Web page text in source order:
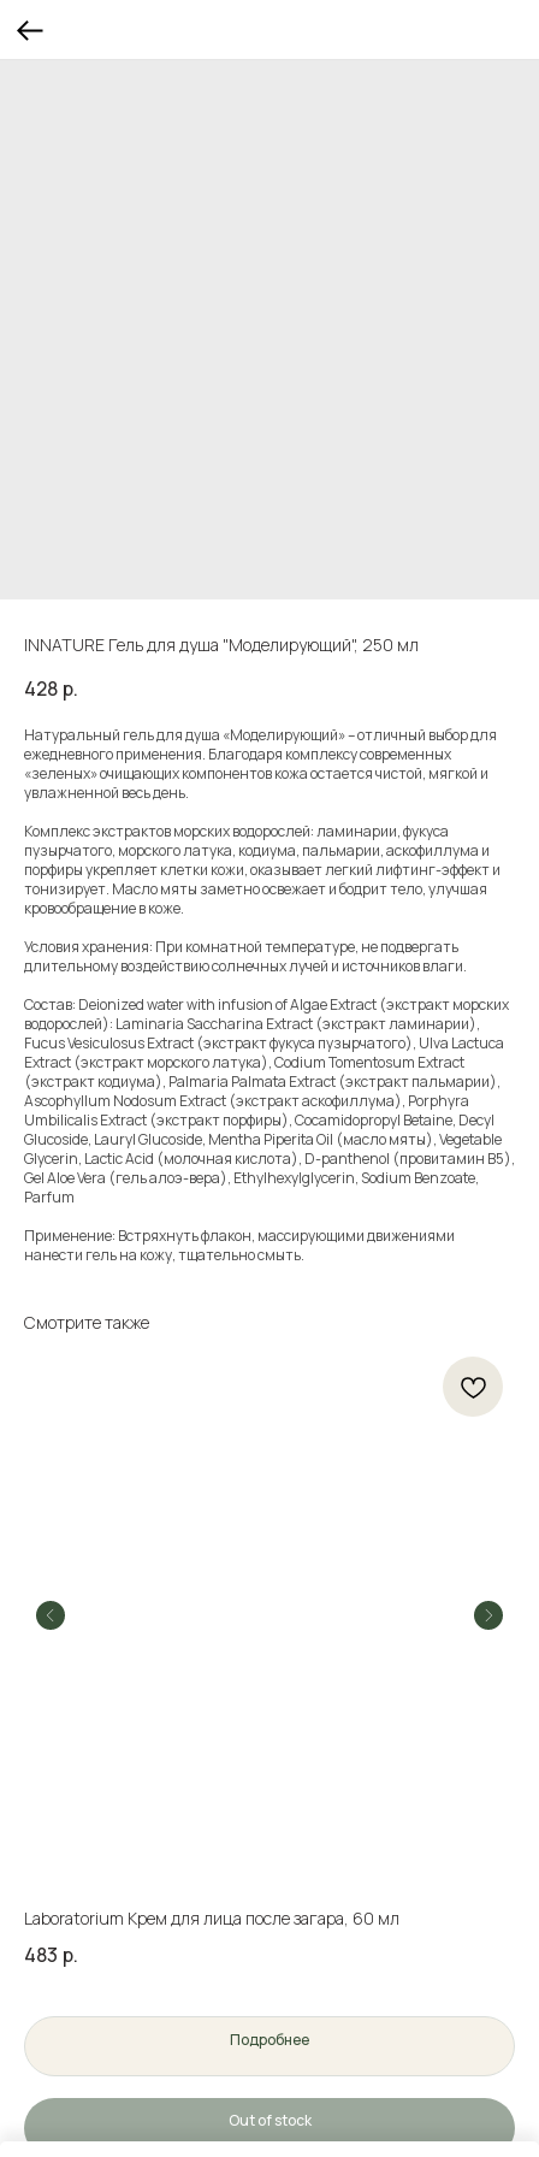
INNATURE Гель для душа "Моделирующий", 250 мл
428 р.
Натуральный гель для душа «Моделирующий» – отличный выбор для
ежедневного применения. Благодаря комплексу современных
«зеленых» очищающих компонентов кожа остается чистой, мягкой и
увлажненной весь день.
Комплекс экстрактов морских водорослей: ламинарии, фукуса
пузырчатого, морского латука, кодиума, пальмарии, аскофиллума и
порфиры укрепляет клетки кожи, оказывает легкий лифтинг-эффект и
тонизирует. Масло мяты заметно освежает и бодрит тело, улучшая
кровообращение в коже.
Условия хранения: При комнатной температуре, не подвергать
длительному воздействию солнечных лучей и источников влаги.
Состав: Deionized water with infusion of Algae Extract (экстракт морских
водорослей): Laminaria Saccharina Extract (экстракт ламинарии),
Fuсus Vesiculosus Extract (экстракт фукуса пузырчатого), Ulva Lactuca
Extract (экстракт морского латука), Codium Tomentosum Extract
(экстракт кодиума), Palmаria Palmata Extract (экстракт пальмарии),
Ascophyllum Nodosum Extract (экстракт аскофиллума), Porphyra
Umbilicalis Extract (экстракт порфиры), Сocamidopropyl Betaine, Decyl
Glucoside, Lauryl Glucoside, Mentha Piperita Oil (масло мяты), Vegetable
Glycerin, Lactic Acid (молочная кислота), D-panthenol (провитамин В5),
Gel Aloe Vera (гель алоэ-вера), Ethylhexylglycerin, Sodium Benzoate,
Parfum
Применение: Встряхнуть флакон, массирующими движениями
нанести гель на кожу, тщательно смыть.
Смотрите также
Laboratorium Крем для лица после загара, 60 мл
483 р.
Подробнее
Out of stock